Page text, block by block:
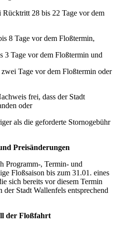
Rücktritt 28 bis 22 Tage vor dem
8 Tage vor dem Floßtermin,
3 Tage vor dem Floßtermin und
Tage vor dem Floßtermin oder
frei, dass der Stadt
oder
als die geforderte Stornogebühr
Preisänderungen
Programm-, Termin- und
Floßsaison bis zum 31.01. eines
sich bereits vor diesem Termin
der Stadt Wallenfels entsprechend
der Floßfahrt